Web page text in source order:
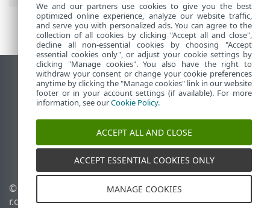
Ver sitio del escritorio
End of Life
Base de conocimiento de ESET
Foro de ESET
ESET Status Portal
Soporte regional
© 1992 - 2026 ESET, spol. s
r.o. - Todos los derechos
Administrar perfiles
Política de cookies
We and our partners use cookies to give you the best
optimized online experience, analyze our website traffic,
and serve you with personalized ads. You can agree to the
collection of all cookies by clicking "Accept all and close",
decline all non-essential cookies by choosing "Accept
essential cookies only", or adjust your cookie settings by
clicking "Manage cookies". You also have the right to
withdraw your consent or change your cookie preferences
anytime by clicking the "Manage cookies" link in our website
footer or in your account settings (if available). For more
information, see ourCookie Policy.
ACCEPT ALL AND CLOSE
ACCEPT ESSENTIAL COOKIES ONLY
MANAGE COOKIES